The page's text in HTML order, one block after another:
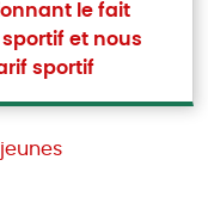
le fait
et nous
sportif